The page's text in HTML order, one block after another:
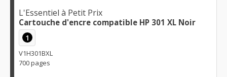
L'Essentiel à Petit Prix
Cartouche d'encre compatible HP 301 XL Noir
1
V1H301BXL
700 pages